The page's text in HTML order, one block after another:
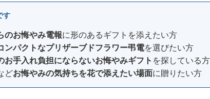
す
のお悔やみ電報に形のあるギフトを添えたい方
ンパクトなプリザーブドフラワー弔電を選びたい方
お手入れ負担にならないお悔やみギフト を探している方
どお悔やみの気持ちを花で添えたい場面に贈りたい方